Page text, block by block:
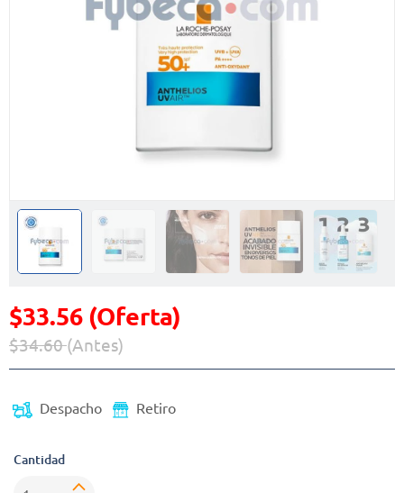
$33.56 (Oferta)
Precio reducido de
$34.60(Antes)
Despacho Retiro
Cantidad